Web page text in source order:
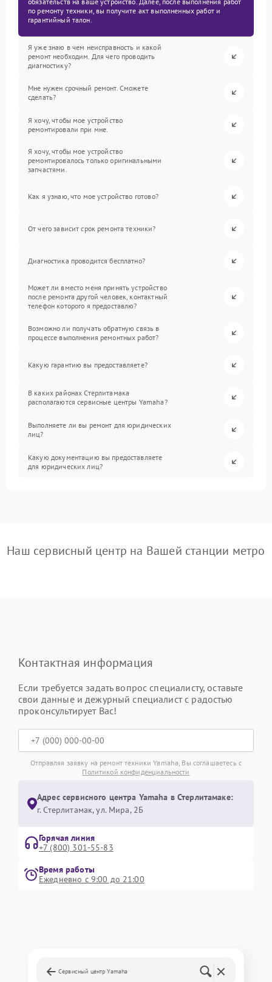
по ремонту техники, вы получите акт выполненных работ и
гарантийный талон.
Я уже знаю в чем неисправность и какой
ремонт необходим. Для чего проводить
диагностику?
Мне нужен срочный ремонт. Сможете
сделать?
Я хочу, чтобы мое устройство
ремонтировали при мне.
Я хочу, чтобы мое устройство
ремонтировалось только оригинальными
запчастями.
Как я узнаю, что мое устройство готово?
От чего зависит срок ремонта техники?
Диагностика проводится бесплатно?
Может ли вместо меня принять устройство
после ремонта другой человек, контактный
телефон которого я предоставлю?
Возможно ли получать обратную связь в
процессе выполнения ремонтных работ?
Какую гарантию вы предоставляете?
В каких районах Стерлитамака
располагаются сервисные центры Yamaha?
Выполняете ли вы ремонт для юридических
лиц?
Какую документацию вы предоставляете
для юридических лиц?
Наш сервисный центр на Вашей станции метро
Контактная информация
Если требуется задать вопрос специалисту, оставьте
свои данные и дежурный специалист с радостью
проконсультирует Вас!
Отправляя заявку на ремонт техники Yamaha, Вы соглашаетесь с
Политикой конфиденциальности
Адрес сервисного центра Yamaha в Стерлитамаке:
г. Стерлитамак, ул. Мира, 2Б
Горячая линия
+7 (800) 301-55-83
Время работы
Ежедневно с 9:00 до 21:00
Сервисный центр Yamaha